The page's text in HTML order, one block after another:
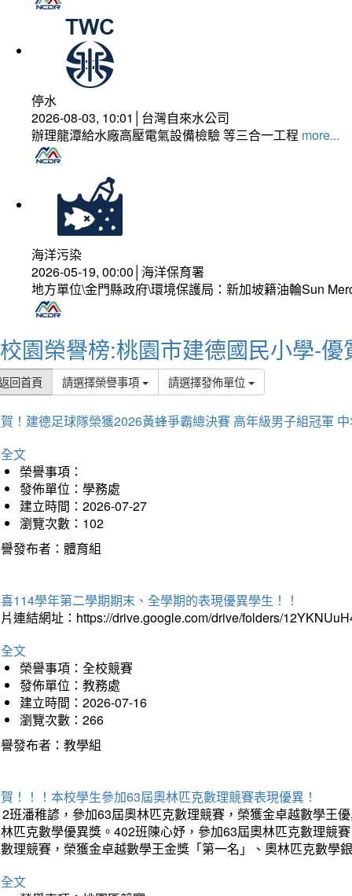
停水
2026-08-03, 10:01│台灣自來水公司
辦理龍潭給水廠高壓電氣設備檢驗 等三合一工程 more...
海洋污染
2026-05-19, 00:00│海洋保育署
地方單位\金門縣政府\環境保護局：新加坡籍油輪Sun
校園榮譽榜:桃園市建德國民小學-優
回首頁 請選擇榮譽事項 請選擇發佈單位
！建德足球隊榮獲2026黃蜂爭霸總決賽 高年級男子組冠軍
文
榮譽事項：
發佈單位：學務處
建立時間：2026-07-27
瀏覽次數：102
發布者：體育組
114學年第二學期期末、全學期的表現優異學生！！
連結網址：https://drive.google.com/drive/folders/
文
榮譽事項：全校競賽
發佈單位：教務處
建立時間：2026-07-16
瀏覽次數：266
發布者：教學組
！！！本校學生參加63屆奧林匹克數理競賽表現優異！
班潘稚諺，參加63屆奧林匹克數理競賽，榮獲金卓越數學王
匹克數學優異獎。402班陳心妤，參加63屆奧林匹克數理競
理競賽，榮獲金卓越數學王金獎「第一名」、奧林匹克數學
文